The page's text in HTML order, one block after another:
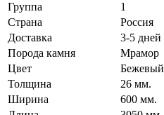
Группа
1
Страна
Россия
Доставка
3-5 дней
Порода камня
Мрамор
Цвет
Бежевый
Толщина
26 мм.
Ширина
600 мм.